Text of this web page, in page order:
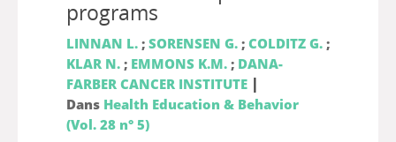
programs
LINNAN L.; SORENSEN G.; COLDITZ G.;
KLAR N.; EMMONS K.M.; DANA-
FARBER CANCER INSTITUTE |
Dans Health Education & Behavior
(Vol. 28 n° 5)